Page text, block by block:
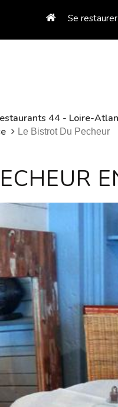
Se restaurer
44 - Loire-
Le Bistrot Du Pecheur